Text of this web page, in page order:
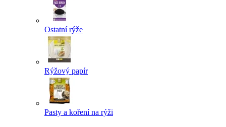
Ostatní rýže
Rýžový papír
Pasty a koření na rýži